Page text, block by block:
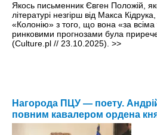
Якось письменник Євген Положій,
літературі незгірш від Макса
«Колонію» з того, що вона «за
ринковими прогнозами була
(Culture.pl // 23.10.2025). >>
Нагорода ПЦУ — поету.
повним кавалером ордена